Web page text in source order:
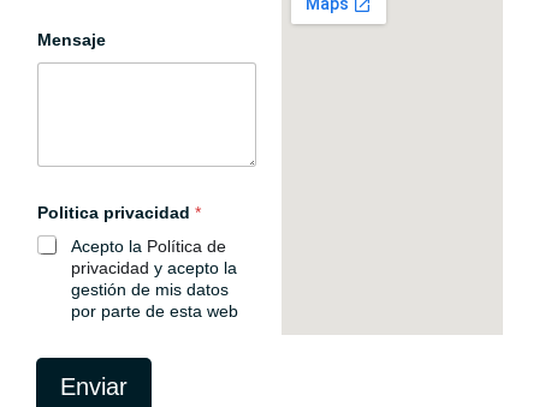
Mensaje
Politica privacidad *
Acepto la Política de
privacidad y acepto la
gestión de mis datos
por parte de esta web
Enviar